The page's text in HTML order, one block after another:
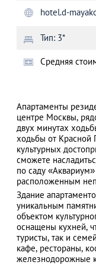
АЗАД
hotel.d-
Тип: 3*
Cредняя
Апартаменты
центре Москвы,
двух минутах
ходьбы от Красной
культурных
сможете
по саду
расположенным
Здание
уникальным
объектом
оснащены кухней,
туристы, так и
кафе, рестораны,
железнодорожные